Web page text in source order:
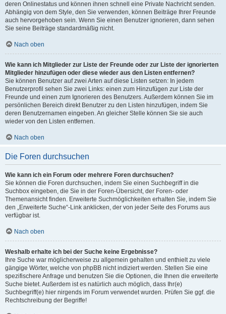
deren Onlinestatus und können ihnen schnell eine Private Nachricht senden.
Abhängig von dem Style, den Sie verwenden, können Beiträge Ihrer Freunde
auch hervorgehoben sein. Wenn Sie einen Benutzer ignorieren, dann sehen
Sie seine Beiträge standardmäßig nicht.
Nach oben
Wie kann ich Mitglieder zur Liste der Freunde oder zur Liste der ignorierten
Mitglieder hinzufügen oder diese wieder aus den Listen entfernen?
Sie können Benutzer auf zwei Arten auf diese Listen setzen: In jedem
Benutzerprofil sehen Sie zwei Links: einen zum Hinzufügen zur Liste der
Freunde und einen zum Ignorieren des Benutzers. Außerdem können Sie im
persönlichen Bereich direkt Benutzer zu den Listen hinzufügen, indem Sie
deren Benutzernamen eingeben. An gleicher Stelle können Sie sie auch
wieder von den Listen entfernen.
Nach oben
Die Foren durchsuchen
Wie kann ich ein Forum oder mehrere Foren durchsuchen?
Sie können die Foren durchsuchen, indem Sie einen Suchbegriff in die
Suchbox eingeben, die Sie in der Foren-Übersicht, der Foren- oder
Themenansicht finden. Erweiterte Suchmöglichkeiten erhalten Sie, indem Sie
den „Erweiterte Suche“-Link anklicken, der von jeder Seite des Forums aus
verfügbar ist.
Nach oben
Weshalb erhalte ich bei der Suche keine Ergebnisse?
Ihre Suche war möglicherweise zu allgemein gehalten und enthielt zu viele
gängige Wörter, welche von phpBB nicht indiziert werden. Stellen Sie eine
spezifischere Anfrage und benutzen Sie die Optionen, die Ihnen die erweiterte
Suche bietet. Außerdem ist es natürlich auch möglich, dass Ihr(e)
Suchbegriff(e) hier nirgends im Forum verwendet wurden. Prüfen Sie ggf. die
Rechtschreibung der Begriffe!